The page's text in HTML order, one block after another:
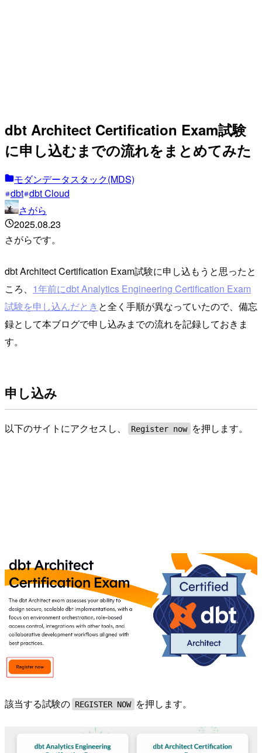
dbt Architect Certification Exam試験
に申し込むまでの流れをまとめてみた
モダンデータスタック(MDS)
dbt dbt Cloud
さがら
2025.08.23
さがらです。
dbt Architect Certification Exam試験に申し込もうと思ったと
ころ、 1年前にdbt Analytics Engineering Certification Exam
試験を申し込んだとき と全く手順が異なっていたので、備忘
録として本ブログで申し込みまでの流れを記録しておきま
す。
申し込み
以下のサイトにアクセスし、 Register now を押します。
該当する試験の REGISTER NOW を押します。